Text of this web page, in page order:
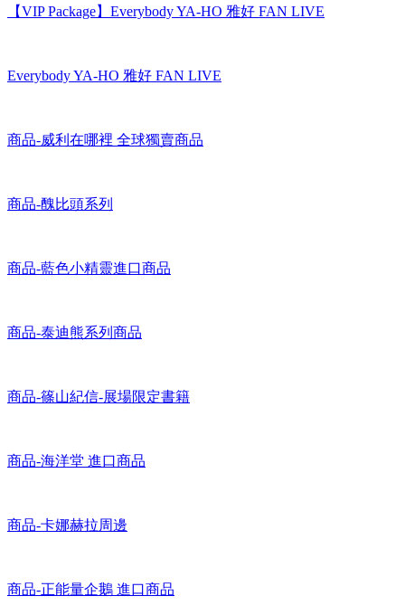
【VIP Package】Everybody YA-HO 雅好 FAN LIVE
Everybody YA-HO 雅好 FAN LIVE
商品-威利在哪裡 全球獨賣商品
商品-醜比頭系列
商品-藍色小精靈進口商品
商品-泰迪熊系列商品
商品-篠山紀信-展場限定書籍
商品-海洋堂 進口商品
商品-卡娜赫拉周邊
商品-正能量企鵝 進口商品